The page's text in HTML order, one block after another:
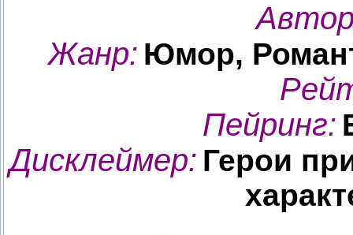
Жанр: Юмор,
Пейринг:
Дисклеймер: Герои